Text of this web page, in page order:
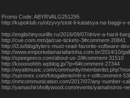
Promo Code: ABYRVALG251295
http://kupoklub.ru/otzyvy/stoit-li-katatsya-na-baggi-v-
http://englishinyourlife.ru/2016/09/07/drive-a-hard-
http://cue.com.mm/ja/cue-tickets-3#comment-20841
http://i3.io/blog/tylers-must-read-favorite-software-
http://www.emporiodamariafarinha.com.br/2014/10/
http://speegeeco.com/about-us-2/#comment-31510
http://kooooohhh.wpblog.jp/?p=6#comment-27344
http://wyattmusic.com/community/
http://spronex.com/fotogalerie/mtt-s-r-o/#comment-
http://nmcommunication.com/2017/07/any-number-
http://yamashirohollywood.com/events/yamahsiros-